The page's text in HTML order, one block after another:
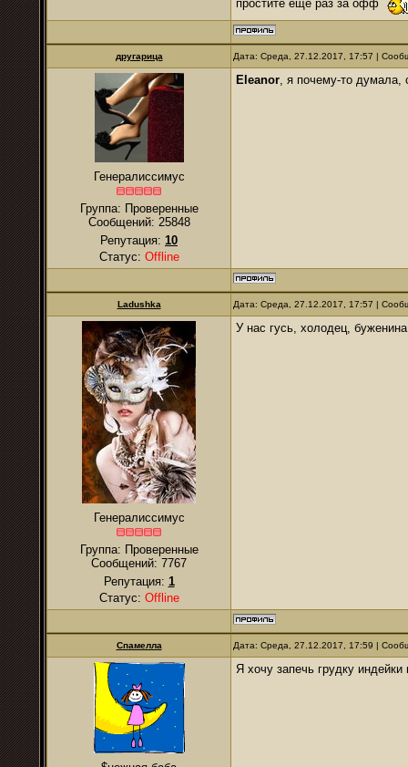
простите еще раз за офф
другарица Дата: Среда, 27.12.2017, 17:57 |
Генералиссимус
Группа: Проверенные
Сообщений: 25848
Репутация: 10
Статус: Offline
Eleanor, я почему-то думала,
Ladushka Дата: Среда, 27.12.2017, 17:57 |
Генералиссимус
Группа: Проверенные
Сообщений: 7767
Репутация: 1
Статус: Offline
У нас гусь, холодец,
Спамелла Дата: Среда, 27.12.2017, 17:59 |
Я хочу запечь грудку индейки